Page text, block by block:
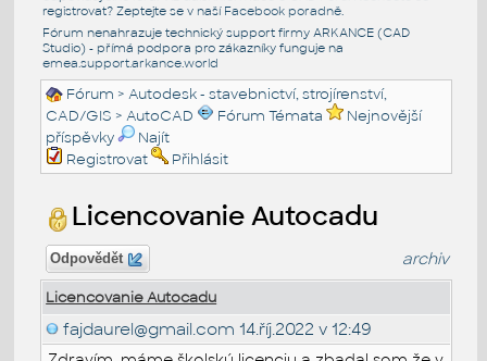
registrovat? Zeptejte se v naší Facebook poradně.
Fórum nenahrazuje technický support firmy ARKANCE (CAD
Studio) - přímá podpora pro zákazníky funguje na
emea.support.arkance.world
Fórum >Autodesk - stavebnictví, strojírenství,
CAD/GIS >AutoCAD Fórum Témata
Nejnovější
příspěvky
Najít
Registrovat
Přihlásit
Licencovanie Autocadu
Odpovědět archiv
Licencovanie Autocadu
fajdaurel@gmail.com 14.říj.2022 v 12:49